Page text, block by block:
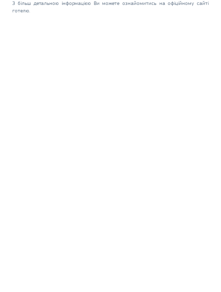
З більш детальною інформацією Ви можете ознайомитись на офіційному сайті
готелю.